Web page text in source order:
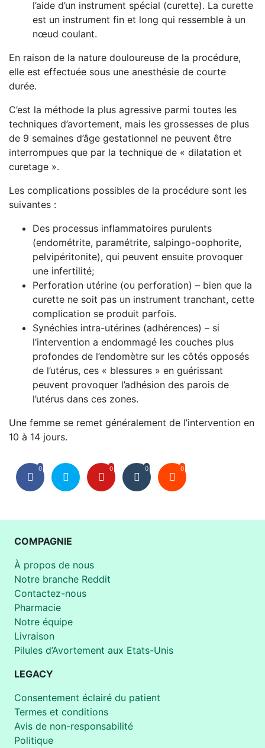
l’aide d’un instrument spécial (curette). La curette
est un instrument fin et long qui ressemble à un
nœud coulant.
En raison de la nature douloureuse de la procédure,
elle est effectuée sous une anesthésie de courte
durée.
C’est la méthode la plus agressive parmi toutes les
techniques d’avortement, mais les grossesses de plus
de 9 semaines d’âge gestationnel ne peuvent être
interrompues que par la technique de « dilatation et
curetage ».
Les complications possibles de la procédure sont les
suivantes :
Des processus inflammatoires purulents
(endométrite, paramétrite, salpingo-oophorite,
pelvipéritonite), qui peuvent ensuite provoquer
une infertilité;
Perforation utérine (ou perforation) – bien que la
curette ne soit pas un instrument tranchant, cette
complication se produit parfois.
Synéchies intra-utérines (adhérences) – si
l’intervention a endommagé les couches plus
profondes de l’endomètre sur les côtés opposés
de l’utérus, ces « blessures » en guérissant
peuvent provoquer l’adhésion des parois de
l’utérus dans ces zones.
Une femme se remet généralement de l’intervention en
10 à 14 jours.
0 0 0 0
COMPAGNIE
À propos de nous
Notre branche Reddit
Contactez-nous
Pharmacie
Notre équipe
Livraison
Pilules d’Avortement aux Etats-Unis
LEGACY
Consentement éclairé du patient
Termes et conditions
Avis de non-responsabilité
Politique